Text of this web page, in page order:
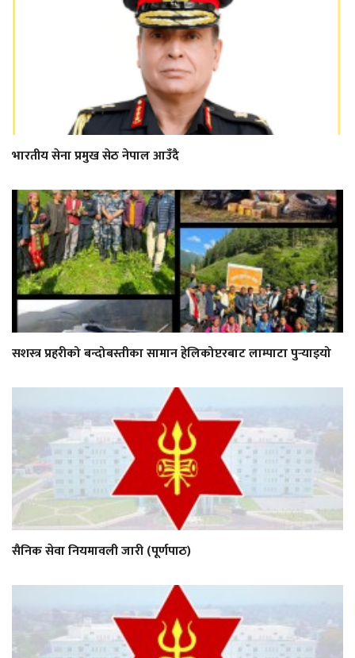
भारतीय सेना प्रमुख सेठ नेपाल आउँदै
सशस्त्र प्रहरीको बन्दोबस्तीका सामान हेलिकोप्टरबाट लाम्पाटा पुर्‍याइयो
सैनिक सेवा नियमावली जारी (पूर्णपाठ)